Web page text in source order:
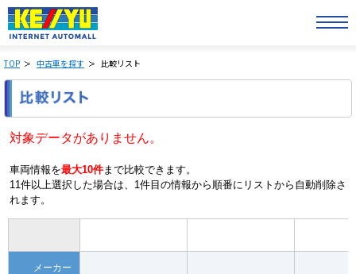
TOP 中古車を探す 比較リスト
対象データがありません。
車両情報を最大10件まで比較できます。
11件以上選択した場合は、1件目の情報から順番にリストから自動削除さ
れます。
メーカー